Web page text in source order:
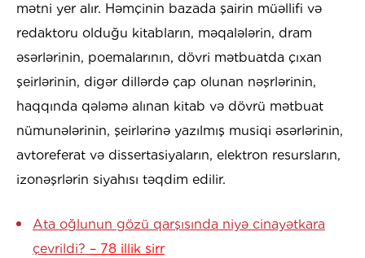
mətni yer alır. Həmçinin bazada şairin müəllifi və
redaktoru olduğu kitabların, məqalələrin, dram
əsərlərinin, poemalarının, dövri mətbuatda çıxan
şeirlərinin, digər dillərdə çap olunan nəşrlərinin,
haqqında qələmə alınan kitab və dövrü mətbuat
nümunələrinin, şeirlərinə yazılmış musiqi əsərlərinin,
avtoreferat və dissertasiyaların, elektron resursların,
izonəşrlərin siyahısı təqdim edilir.
Ata oğlunun gözü qarşısında niyə cinayətkara
çevrildi? – 78 illik sirr